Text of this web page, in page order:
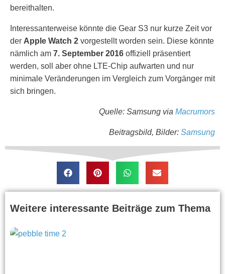
bereithalten.
Interessanterweise könnte die Gear S3 nur kurze Zeit vor
der Apple Watch 2 vorgestellt worden sein. Diese könnte
nämlich am 7. September 2016 offiziell präsentiert
werden, soll aber ohne LTE-Chip aufwarten und nur
minimale Veränderungen im Vergleich zum Vorgänger mit
sich bringen.
Quelle: Samsung via Macrumors
Beitragsbild, Bilder: Samsung
Weitere interessante Beiträge zum Thema